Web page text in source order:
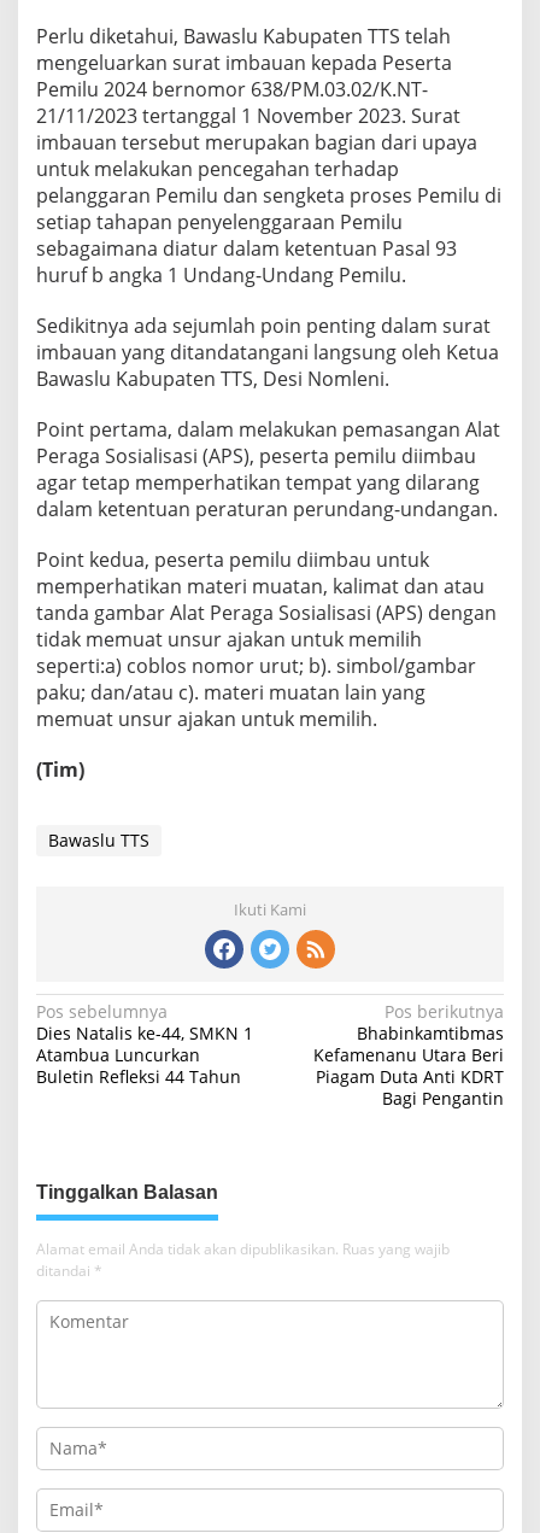
Perlu diketahui, Bawaslu Kabupaten TTS telah
mengeluarkan surat imbauan kepada Peserta
Pemilu 2024 bernomor 638/PM.03.02/K.NT-
21/11/2023 tertanggal 1 November 2023. Surat
imbauan tersebut merupakan bagian dari upaya
untuk melakukan pencegahan terhadap
pelanggaran Pemilu dan sengketa proses Pemilu di
setiap tahapan penyelenggaraan Pemilu
sebagaimana diatur dalam ketentuan Pasal 93
huruf b angka 1 Undang-Undang Pemilu.
Sedikitnya ada sejumlah poin penting dalam surat
imbauan yang ditandatangani langsung oleh Ketua
Bawaslu Kabupaten TTS, Desi Nomleni.
Point pertama, dalam melakukan pemasangan Alat
Peraga Sosialisasi (APS), peserta pemilu diimbau
agar tetap memperhatikan tempat yang dilarang
dalam ketentuan peraturan perundang-undangan.
Point kedua, peserta pemilu diimbau untuk
memperhatikan materi muatan, kalimat dan atau
tanda gambar Alat Peraga Sosialisasi (APS) dengan
tidak memuat unsur ajakan untuk memilih
seperti:a) coblos nomor urut; b). simbol/gambar
paku; dan/atau c). materi muatan lain yang
memuat unsur ajakan untuk memilih.
(Tim)
Bawaslu TTS
Ikuti Kami
N
a
v
a
s
i
p
o
Pos sebelumnya
Dies Natalis ke-44, SMKN 1
Atambua Luncurkan
Buletin Refleksi 44 Tahun
Pos berikutnya
Bhabinkamtibmas
Kefamenanu Utara Beri
Piagam Duta Anti KDRT
Bagi Pengantin
Tinggalkan Balasan
Alamat email Anda tidak akan dipublikasikan. Ruas yang wajib
ditandai *